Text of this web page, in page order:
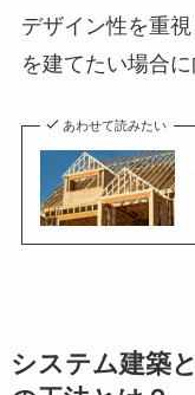
デザイン性を重
を建てたい場合に
あわせて読みたい
システム建築